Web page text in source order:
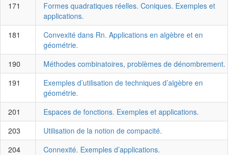
171
Formes quadratiques réelles. Coniques. Exemples et
applications.
181
Convexité dans Rn. Applications en algèbre et en
géométrie.
190
Méthodes combinatoires, problèmes de dénombrement.
191
Exemples d’utilisation de techniques d’algèbre en
géométrie.
201
Espaces de fonctions. Exemples et applications.
203
Utilisation de la notion de compacité.
204
Connexité. Exemples d’applications.